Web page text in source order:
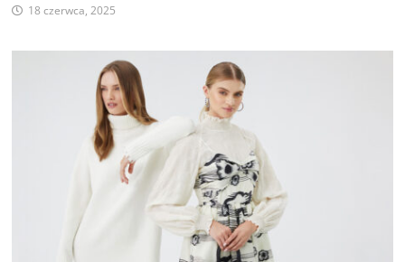
18 czerwca, 2025